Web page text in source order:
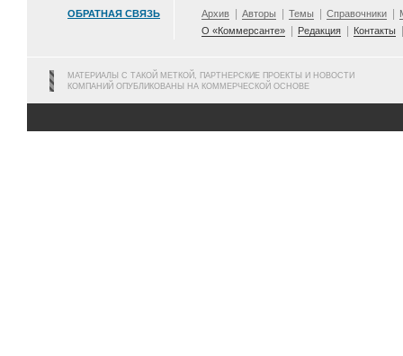
ОБРАТНАЯ СВЯЗЬ Архив Авторы Темы Справочники
О «Коммерсанте»
Редакция Контакты
МАТЕРИАЛЫ С ТАКОЙ МЕТКОЙ, ПАРТНЕРСКИЕ ПРОЕКТЫ И НОВОСТИ
КОМПАНИЙ ОПУБЛИКОВАНЫ НА КОММЕРЧЕСКОЙ ОСНОВЕ